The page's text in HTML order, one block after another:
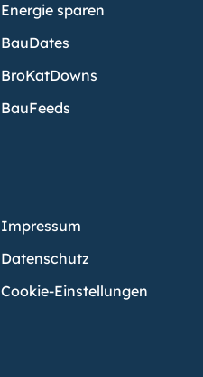
Energie sparen
BauDates
BroKatDowns
BauFeeds
Impressum
Datenschutz
Cookie-Einstellungen